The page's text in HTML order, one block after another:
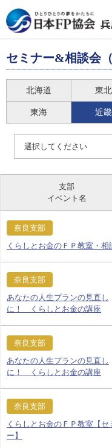
セミナー&相談会（
北海道 東北
東海 近畿
選択してください
支部
イベント名
奈良支部
くらしとお金のＦＰ教室・相
奈良支部
あなたの人生プランの見直し
に！ くらしとお金の講座
奈良支部
あなたの人生プランの見直し
に！ くらしとお金の講座
奈良支部
くらしとお金のＦＰ教室【セ
ー】